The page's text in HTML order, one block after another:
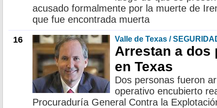
acusado formalmente por la muerte de
que fue encontrada muerta
16 Valle de Texas /
Arrestan a dos
en Texas
Dos personas fueron
operativo encubierto
Procuraduría General Contra la